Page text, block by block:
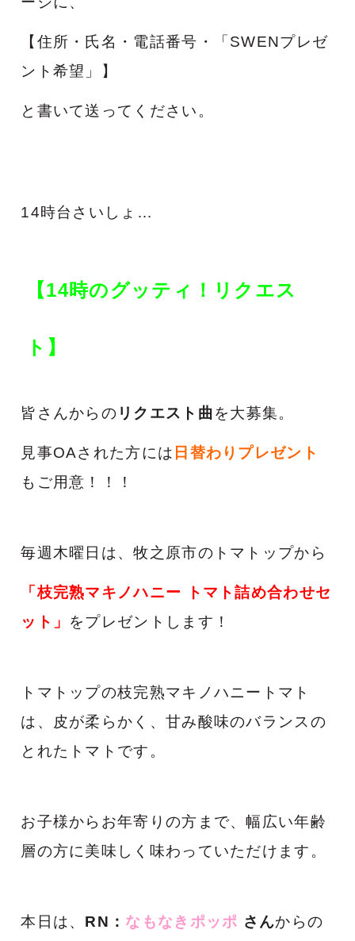
【住所・氏名・電話番号・「SWENプレゼ
ント希望」】
と 書いて送ってください 。
14時台さいしょ…
【14時のグッティ！リクエス
ト】
皆さんからの リクエスト曲を大募集。
見事OAされた方には 日替わりプレゼント
もご用意！！！
毎週木曜日は、牧之原市のトマトップから
「枝完熟マキノハニー トマト詰め合わせセ
ット」 をプレゼントします！
トマトップの枝完熟マキノハニートマト
は、皮が柔らかく、 甘み酸味のバランスの
とれたトマトです。
お子様からお年寄りの方まで、幅広い年齢
層の方に美味しく味わっていただけます。
本日は、 RN： なもなきポッポ さんからの